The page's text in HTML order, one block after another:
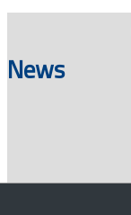
News